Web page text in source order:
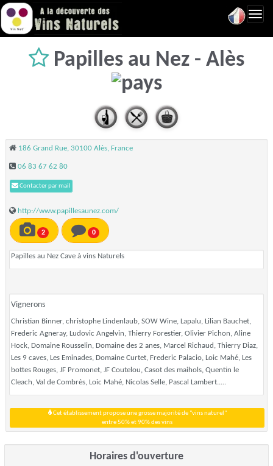
Papilles au Nez - Alès
186 Grand Rue, 30100 Alès, France
06 83 67 62 80
Contacter par mail
http://www.papillesaunez.com/
2 0
Papilles au Nez Cave à vins Naturels
Vignerons
Christian Binner, christophe Lindenlaub, SOW Wine, Lapalu, Lilian Bauchet,
Frederic Agneray, Ludovic Angelvin, Thierry Forestier, Olivier Pichon, Aline
Hock, Domaine Rousselin, Domaine des 2 anes, Marcel Richaud, Thierry Diaz,
Les 9 caves, Les Eminades, Domaine Curtet, Frederic Palacio, Loic Mahé, Les
bottes Rouges, JF Promonet, JF Coutelou, Casot des maihols, Quentin le
Cleach, Val de Combrès, Loic Mahé, Nicolas Selle, Pascal Lambert.....
Cet établissement propose une grosse majorité de "vins naturel"
entre 50% et 90% des vins
Horaires d'ouverture